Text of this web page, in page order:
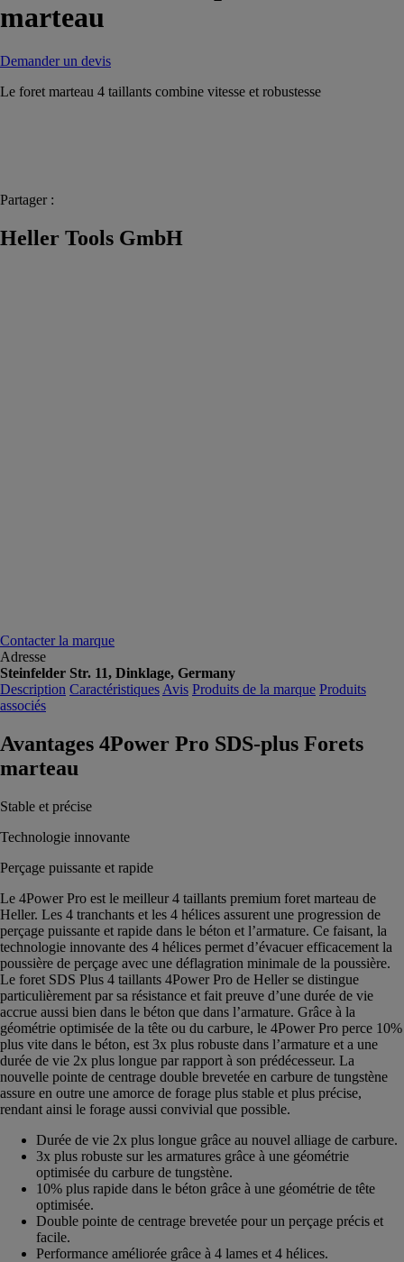
marteau
Demander un devis
Le foret marteau 4 taillants combine vitesse et robustesse
Partager :
Heller Tools GmbH
Contacter la marque
Adresse
Steinfelder Str. 11, Dinklage, Germany
Description Caractéristiques Avis Produits de la marque Produits
associés
Avantages 4Power Pro SDS-plus Forets
marteau
Stable et précise
Technologie innovante
Perçage puissante et rapide
Le 4Power Pro est le meilleur 4 taillants premium foret marteau de
Heller. Les 4 tranchants et les 4 hélices assurent une progression de
perçage puissante et rapide dans le béton et l’armature. Ce faisant, la
technologie innovante des 4 hélices permet d’évacuer efficacement la
poussière de perçage avec une déflagration minimale de la poussière.
Le foret SDS Plus 4 taillants 4Power Pro de Heller se distingue
particulièrement par sa résistance et fait preuve d’une durée de vie
accrue aussi bien dans le béton que dans l’armature. Grâce à la
géométrie optimisée de la tête ou du carbure, le 4Power Pro perce 10%
plus vite dans le béton, est 3x plus robuste dans l’armature et a une
durée de vie 2x plus longue par rapport à son prédécesseur. La
nouvelle pointe de centrage double brevetée en carbure de tungstène
assure en outre une amorce de forage plus stable et plus précise,
rendant ainsi le forage aussi convivial que possible.
Durée de vie 2x plus longue grâce au nouvel alliage de carbure.
3x plus robuste sur les armatures grâce à une géométrie
optimisée du carbure de tungstène.
10% plus rapide dans le béton grâce à une géométrie de tête
optimisée.
Double pointe de centrage brevetée pour un perçage précis et
facile.
Performance améliorée grâce à 4 lames et 4 hélices.